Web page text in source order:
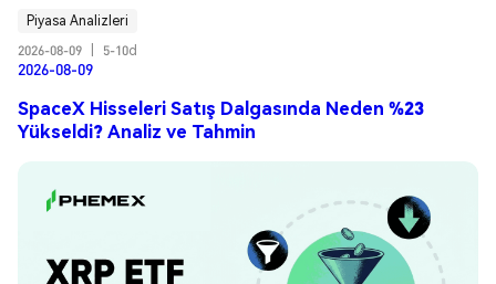
Piyasa Analizleri
2026-08-09
5-10d
2026-08-09
SpaceX Hisseleri Satış Dalgasında Neden %23
Yükseldi? Analiz ve Tahmin